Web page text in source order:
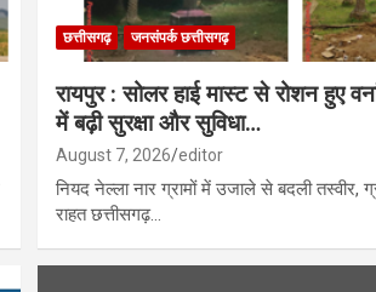
छत्तीसगढ़ जनसंपर्क छत्तीसगढ़
रायपुर : सोलर हाई मास्ट से रोशन हुए
में बढ़ी सुरक्षा और सुविधा…
August 7, 2026 editor
नियद नेल्ला नार ग्रामों में उजाले से बदली तस्वीर,
राहत छत्तीसगढ़…